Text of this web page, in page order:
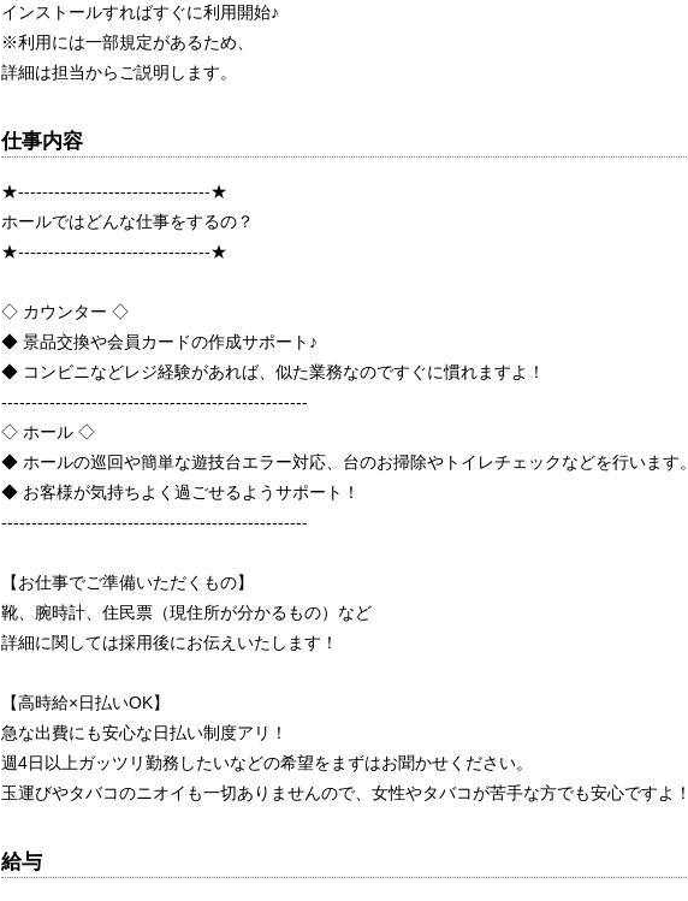
インストールすればすぐに利用開始♪
※利用には一部規定があるため、
詳細は担当からご説明します。
仕事内容
★--------------------------------★
ホールではどんな仕事をするの？
★--------------------------------★
◇ カウンター ◇
◆ 景品交換や会員カードの作成サポート♪
◆ コンビニなどレジ経験があれば、似た業務なのですぐに慣れますよ！
---------------------------------------------------
◇ ホール ◇
◆ ホールの巡回や簡単な遊技台エラー対応、台のお掃除やトイレチェックなどを行います。
◆ お客様が気持ちよく過ごせるようサポート！
---------------------------------------------------
【お仕事でご準備いただくもの】
靴、腕時計、住民票（現住所が分かるもの）など
詳細に関しては採用後にお伝えいたします！
【高時給×日払いOK】
急な出費にも安心な日払い制度アリ！
週4日以上ガッツリ勤務したいなどの希望をまずはお聞かせください。
玉運びやタバコのニオイも一切ありませんので、女性やタバコが苦手な方でも安心ですよ！
給与